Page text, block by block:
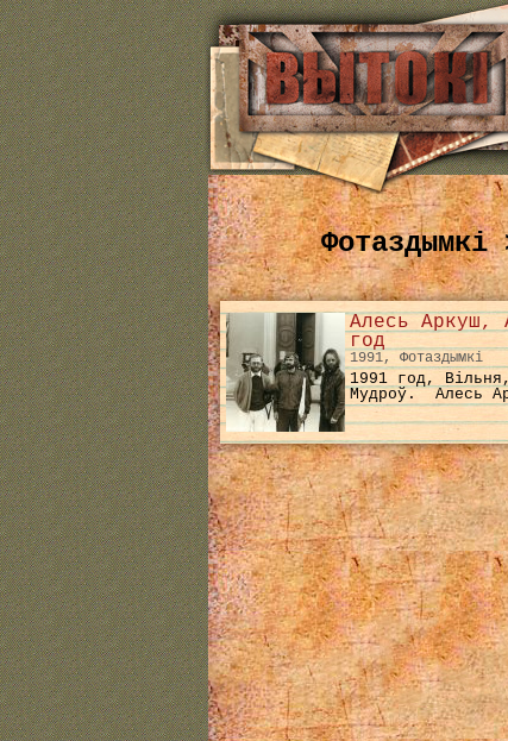
Алесь Аркуш,
год
1991, Фотаздымкі
1991 год,
Мудроў. Алесь